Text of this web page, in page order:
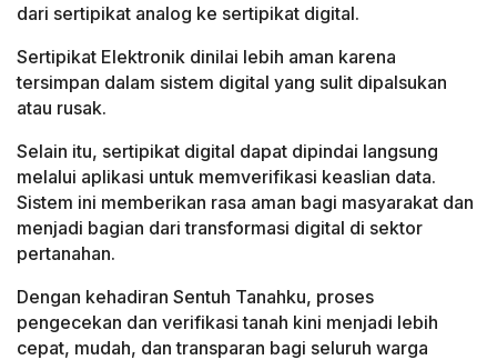
dari sertipikat analog ke sertipikat digital.
Sertipikat Elektronik dinilai lebih aman karena
tersimpan dalam sistem digital yang sulit dipalsukan
atau rusak.
Selain itu, sertipikat digital dapat dipindai langsung
melalui aplikasi untuk memverifikasi keaslian data.
Sistem ini memberikan rasa aman bagi masyarakat dan
menjadi bagian dari transformasi digital di sektor
pertanahan.
Dengan kehadiran Sentuh Tanahku, proses
pengecekan dan verifikasi tanah kini menjadi lebih
cepat, mudah, dan transparan bagi seluruh warga